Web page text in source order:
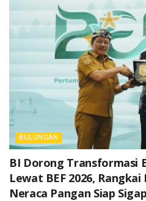
BULUNGAN
BI Dorong Transformasi
Lewat BEF 2026,
Neraca Pangan Siap